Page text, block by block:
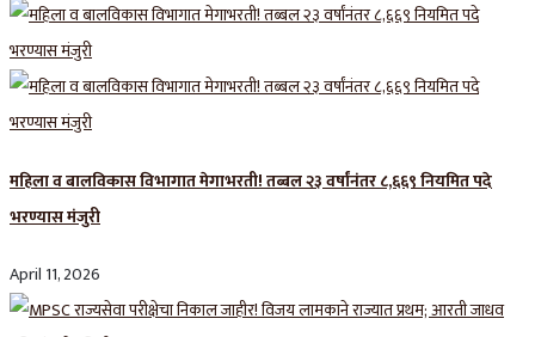
महिला व बालविकास विभागात मेगाभरती! तब्बल २३ वर्षांनंतर ८,६६९ नियमित पदे
भरण्यास मंजुरी
April 11, 2026